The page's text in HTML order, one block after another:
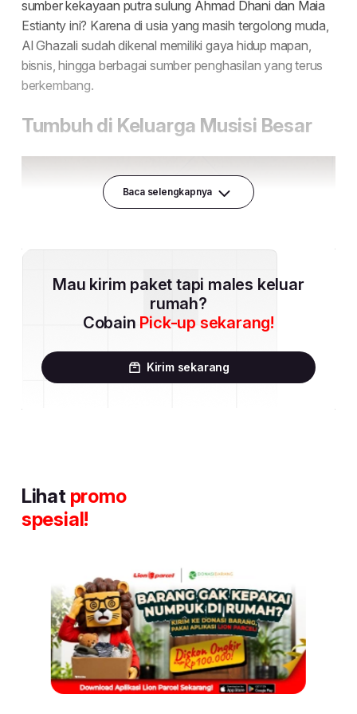
Baca selengkapnya
Mau kirim paket tapi males keluar
rumah?
Cobain Pick-up sekarang!
Kirim sekarang
Lihat promo
spesial!